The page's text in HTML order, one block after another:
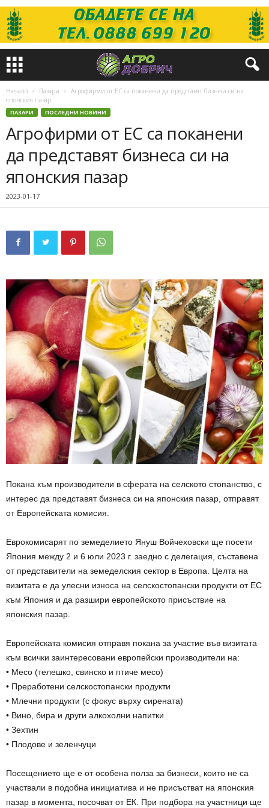
Начало Пазари
Агрофирми от ЕС са поканени да представят бизнеса си на
японския пазар
ПАЗАРИ ПОСЛЕДНИ НОВИНИ
Агрофирми от ЕС са поканени
да представят бизнеса си на
японския пазар
2023-01-17
Покана към производители в сферата на селското стопанство, с
интерес да представят бизнеса си на японския пазар, отправят
от Европейската комисия.
Еврокомисарят по земеделието Януш Войчеховски ще посети
Япония между 2 и 6 юли 2023 г. заедно с делегация, съставена
от представители на земеделския сектор в Европа. Целта на
визитата е да улесни износа на селскостопански продукти от ЕС
към Япония и да разшири европейското присъствие на
японския пазар.
Европейската комисия отправя покана за участие във визитата
към всички заинтересовани европейски производители на:
• Месо (телешко, свинско и птиче месо)
• Преработени селскостопански продукти
• Млечни продукти (с фокус върху сирената)
• Вино, бира и други алкохолни напитки
• Зехтин
• Плодове и зеленчуци
Посещението ще е от особена полза за бизнеси, които не са
участвали в подобна инициатива и не присъстват на японския
пазар в момента, посочват от ЕК. При подбора на участници ще